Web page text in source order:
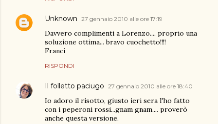
Unknown 27 gennaio 2010 alle ore 17:19
Davvero complimenti a Lorenzo.... proprio una
soluzione ottima... bravo cuochetto!!!!
Franci
RISPONDI
Il folletto paciugo 27 gennaio 2010 alle ore 18:40
Io adoro il risotto, giusto ieri sera l'ho fatto
con i peperoni rossi...gnam gnam.... proverò
anche questa versione.